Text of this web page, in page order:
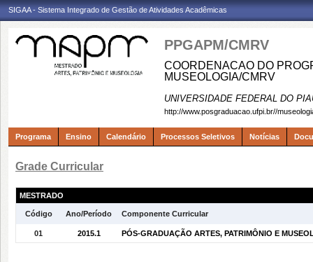
SIGAA - Sistema Integrado de Gestão de Atividades Acadêmicas
PPGAPM/CMRV
COORDENACAO DO
MUSEOLOGIA/CMRV
UNIVERSIDADE FEDERAL DO
http://www.posgraduacao.ufpi.br//
Programa Ensino Calendário Processos Seletivos Notícias
Grade Curricular
MESTRADO
Código Ano/Período Componente Curricular
01 2015.1 PÓS-GRADUAÇÃO ARTES, PATRIMÔNIO E